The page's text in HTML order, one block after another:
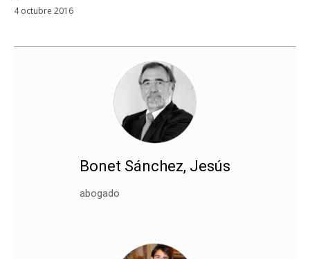
4 octubre 2016
Bonet Sánchez, Jesús
abogado